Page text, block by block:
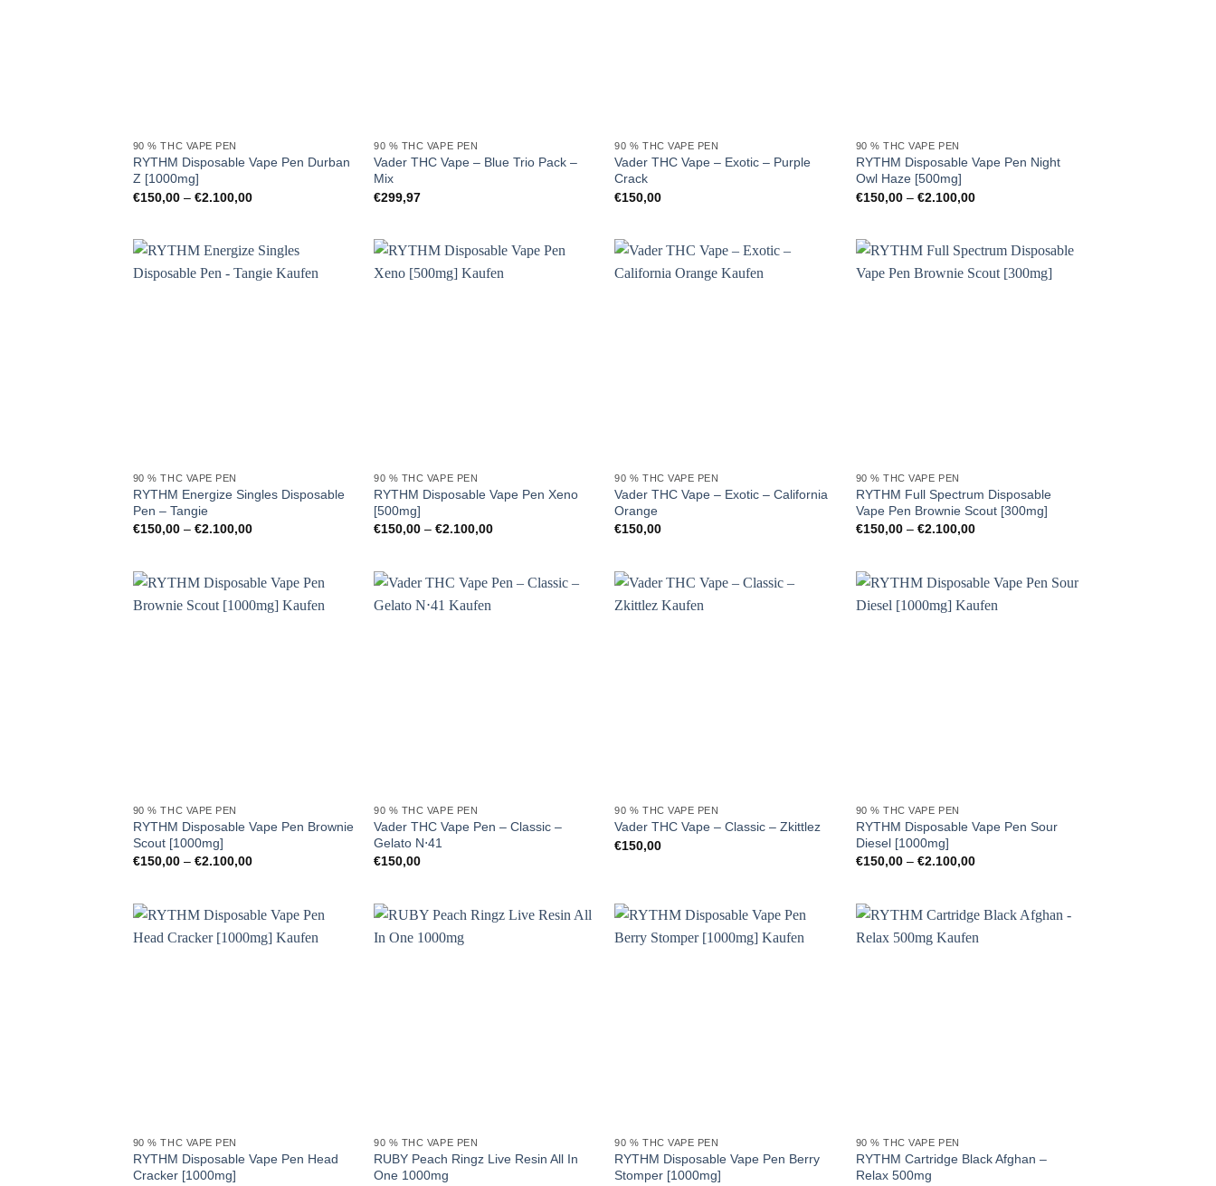
90 % THC VAPE PEN
RYTHM Disposable Vape Pen Durban
Z [1000mg]
€150,00 – €2.100,00Preisspanne:
90 % THC VAPE PEN
Vader THC Vape – Blue Trio Pack –
Mix
€299,97
90 % THC VAPE PEN
Vader THC Vape – Exotic – Purple
Crack
€150,00
90 % THC VAPE PEN
RYTHM Disposable Vape Pen Night
Owl Haze [500mg]
€150,00 – €2.100,00Preisspanne:
90 % THC VAPE PEN
RYTHM Energize Singles Disposable
Pen – Tangie
€150,00 – €2.100,00Preisspanne:
90 % THC VAPE PEN
RYTHM Disposable Vape Pen Xeno
[500mg]
€150,00 –€2.100,00Preisspanne:
90 % THC VAPE PEN
Vader THC Vape – Exotic – California
Orange
€150,00
90 % THC VAPE PEN
RYTHM Full Spectrum Disposable
Vape Pen Brownie Scout [300mg]
€150,00 – €2.100,00Preisspanne:
90 % THC VAPE PEN
RYTHM Disposable Vape Pen Brownie
Scout [1000mg]
€150,00 – €2.100,00Preisspanne:
90 % THC VAPE PEN
Vader THC Vape Pen – Classic –
Gelato N⋅41
€150,00
90 % THC VAPE PEN
Vader THC Vape – Classic – Zkittlez
€150,00
90 % THC VAPE PEN
RYTHM Disposable Vape Pen Sour
Diesel [1000mg]
€150,00 – €2.100,00Preisspanne:
90 % THC VAPE PEN
RYTHM Disposable Vape Pen Head
Cracker [1000mg]
90 % THC VAPE PEN
RUBY Peach Ringz Live Resin All In
One 1000mg
90 % THC VAPE PEN
RYTHM Disposable Vape Pen Berry
Stomper [1000mg]
90 % THC VAPE PEN
RYTHM Cartridge Black Afghan –
Relax 500mg